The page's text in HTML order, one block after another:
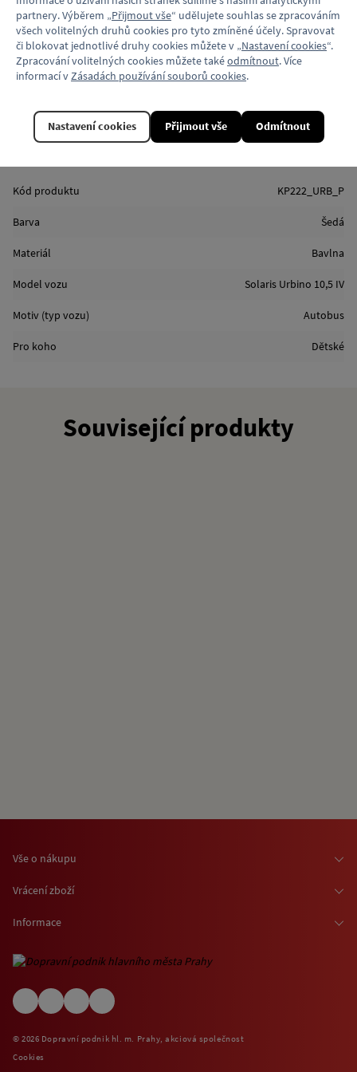
má zpevněný čtyřvrstvý průkrčník okolo krku a zpevněné švy
na ramenou, které zajistí, aby tričko i po více vypráních drželo svůj
tvar.
Materiál: 100% bavlna
Gramáž: 165 g/m2
Přední strana trička: Potisk autobusu – sítotisk červený
Zadní strana: Potisk malé logo Locomotif – sítotisk červený
Kód produktu KP222_URB_P
Barva Šedá
Materiál Bavlna
Model vozu Solaris Urbino 10,5 IV
Motiv (typ vozu) Autobus
Pro koho Dětské
Související produkty
Vše o nákupu
Osobní odběr zboží
O nákupu jízdenek a vstupenek
(EN) Shipping abroad
Vrácení zboží
Informace
Informace o využívání cookies
© 2026 Dopravní podnik hl. m. Prahy, akciová společnost
Cookies
partnery. Výběrem „Přijmout vše“ udělujete souhlas se zpracováním
všech volitelných druhů cookies pro tyto zmíněné účely. Spravovat
či blokovat jednotlivé druhy cookies můžete v „Nastavení cookies“.
Zpracování volitelných cookies můžete takéodmítnout. Více
informací v Zásadách používání souborů cookies.
Odmítnout
Nastavení cookies Přijmout vše